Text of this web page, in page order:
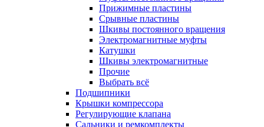
Прижимные пластины
Срывные пластины
Шкивы постоянного вращения
Электромагнитные муфты
Катушки
Шкивы электромагнитные
Прочие
Выбрать всё
Подшипники
Крышки компрессора
Регулирующие клапана
Сальники и ремкомплекты